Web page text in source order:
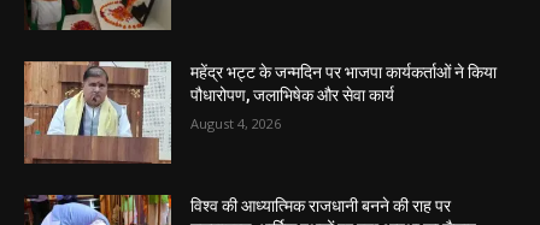
महेंद्र भट्ट के जन्मदिन पर भाजपा कार्यकर्ताओं ने किया
पौधारोपण, जलाभिषेक और सेवा कार्य
August 4, 2026
विश्व की आध्यात्मिक राजधानी बनने की राह पर